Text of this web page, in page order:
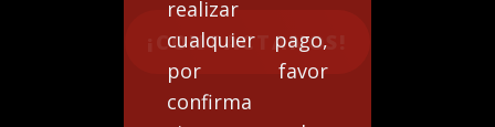
realizar
cualquier pago,
por favor
confirma
¡CONTACTANOS!